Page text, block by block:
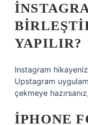
YAPILIR?
Instagram
Upstagram
çekmeye
IPHONE